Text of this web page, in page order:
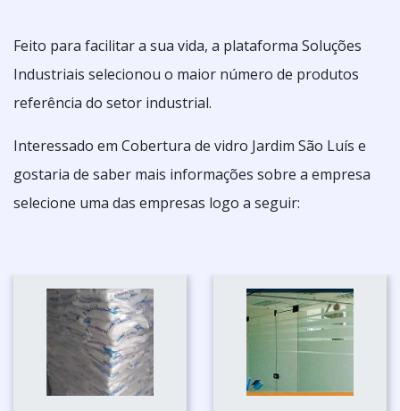
Feito para facilitar a sua vida, a plataforma Soluções
Industriais selecionou o maior número de produtos
referência do setor industrial.
Interessado em Cobertura de vidro Jardim São Luís e
gostaria de saber mais informações sobre a empresa
selecione uma das empresas logo a seguir: